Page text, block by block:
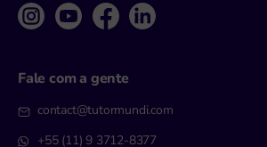
Fale com a gente
contact@tutormundi.com
+55 (11) 9 3712-8377